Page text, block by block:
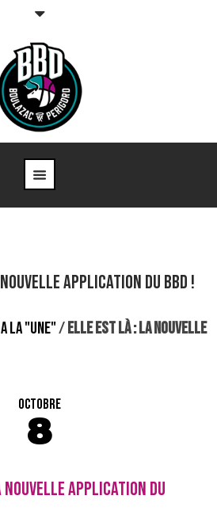
APPLICATION DU BBD !
A LA "UNE"/ELLE EST LÀ : LA NOUVELLE
OCTOBRE
8
APPLICATION DU